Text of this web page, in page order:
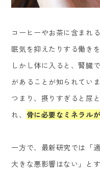
コーヒーやお茶に含まれ
眠気を抑えたりする働き
しかし体に入ると、腎臓
があることが知られていま
つまり、摂りすぎると尿
れ、 骨に必要なミネラル
一方で、最新研究では「
大きな悪影響はない」と